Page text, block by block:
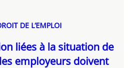
DE L’EMPLOI
liées à la situation de
employeurs doivent